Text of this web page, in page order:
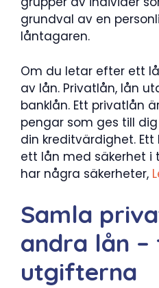
grundval av en
låntagaren.
Om du letar efter ett
av lån. Privatlån, lån
banklån. Ett privatlån
pengar som ges till
din kreditvärdighet.
ett lån med säkerhet i
har några säkerheter,
Samla
andra lån
utgifterna